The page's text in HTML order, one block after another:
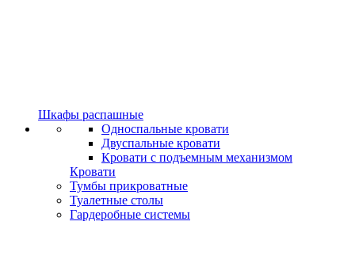
Шкафы распашные
Односпальные кровати
Двуспальные кровати
Кровати с подъемным механизмом
Кровати
Тумбы прикроватные
Туалетные столы
Гардеробные системы